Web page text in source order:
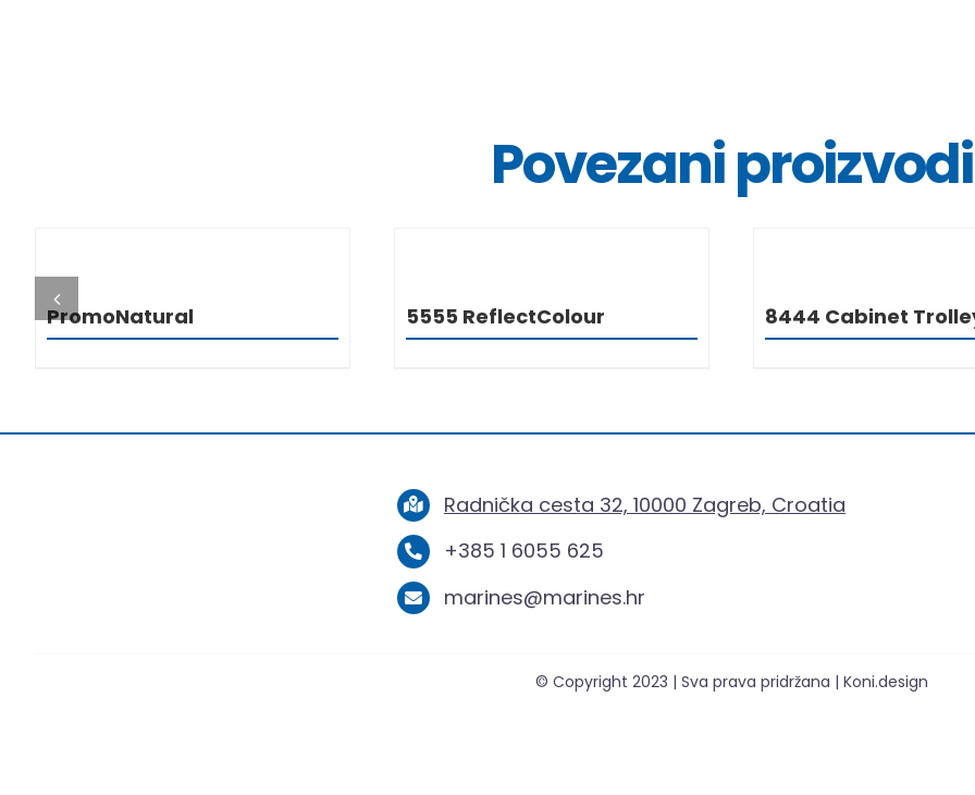
Povezani proizvodi
PromoNatural 5555 ReflectColour 8444 Cabinet
Radnička cesta 32, 10000 Zagreb, Croatia
+385 1 6055 625
marines@marines.hr
© Copyright 2023 | Sva prava pridržana | Koni.design